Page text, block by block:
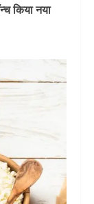
किया नया